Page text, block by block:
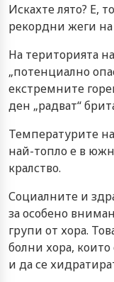
Искахте лято? Е,
рекордни жеги
На територията
„потенциално
екстремните
ден „радват“
Температурите
най-топло е в
кралство.
Социалните и
за особено
групи от хора.
болни хора,
и да се